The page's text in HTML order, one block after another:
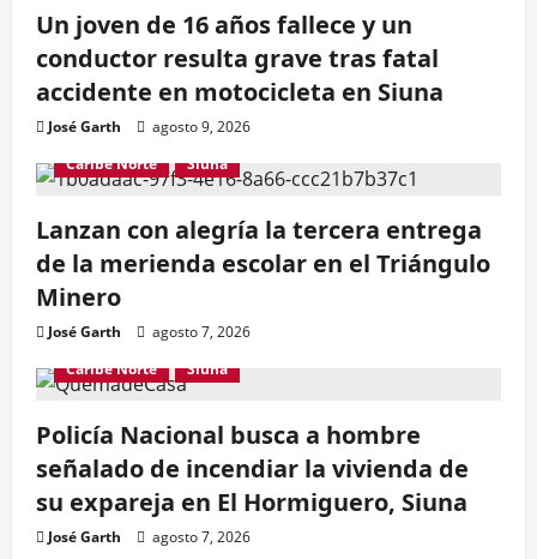
Un joven de 16 años fallece y un
conductor resulta grave tras fatal
accidente en motocicleta en Siuna
José Garth
agosto 9, 2026
Caribe Norte
Siuna
Lanzan con alegría la tercera entrega
de la merienda escolar en el Triángulo
Minero
José Garth
agosto 7, 2026
Caribe Norte
Siuna
Policía Nacional busca a hombre
señalado de incendiar la vivienda de
su expareja en El Hormiguero, Siuna
José Garth
agosto 7, 2026